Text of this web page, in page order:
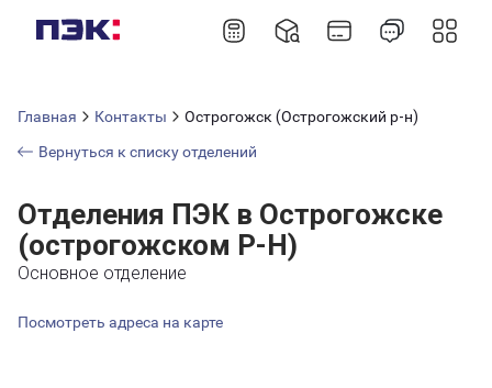
Главная Контакты
Острогожск (Острогожский р-н)
Вернуться к списку отделений
Отделения ПЭК в Острогожске
(острогожском Р-Н)
Основное отделение
Посмотреть адреса на карте